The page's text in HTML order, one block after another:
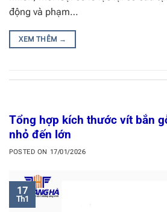
động và phạm…
XEM THÊM →
Tổng hợp kích thước vít bắn
nhỏ đến lớn
POSTED ON 17/01/2026
17
Th1